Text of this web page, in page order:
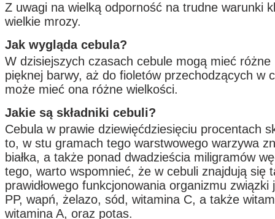
Z uwagi na wielką odporność na trudne warunki
wielkie mrozy.
Jak wygląda cebula?
W dzisiejszych czasach cebule mogą mieć różne
pięknej barwy, aż do fioletów przechodzących w
może mieć ona różne wielkości.
Jakie są składniki cebuli?
Cebula w prawie dziewięćdziesięciu procentach
to, w stu gramach tego warstwowego warzywa
białka, a także ponad dwadzieścia miligramów
tego, warto wspomnieć, że w cebuli znajdują się
prawidłowego funkcjonowania organizmu związki
PP, wapń, żelazo, sód, witamina C, a także
witamina A, oraz potas.